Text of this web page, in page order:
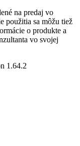
na predaj vo
použitia sa môžu tiež
o produkte a
vo svojej
1.64.2